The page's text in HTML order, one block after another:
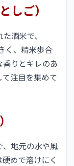
しご）
酒米で、
く、精米歩合
りとキレのあ
注目を集めて
地元の水や風
めで溶けにく